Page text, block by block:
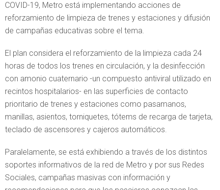
COVID-19, Metro está implementando acciones de
reforzamiento de limpieza de trenes y estaciones y difusión
de campañas educativas sobre el tema.
El plan considera el reforzamiento de la limpieza cada 24
horas de todos los trenes en circulación, y la desinfección
con amonio cuaternario -un compuesto antiviral utilizado en
recintos hospitalarios- en las superficies de contacto
prioritario de trenes y estaciones como pasamanos,
manillas, asientos, torniquetes, tótems de recarga de tarjeta,
teclado de ascensores y cajeros automáticos.
Paralelamente, se está exhibiendo a través de los distintos
soportes informativos de la red de Metro y por sus Redes
Sociales, campañas masivas con información y